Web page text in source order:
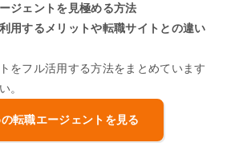
ジェントを見極める方法
用するメリットや転職サイトとの違い
をフル活用する方法をまとめています
。
転職エージェントを見る